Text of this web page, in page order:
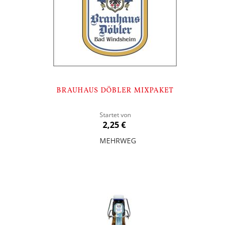
BRAUHAUS DÖBLER MIXPAKET
Startet von
2,25 €
MEHRWEG